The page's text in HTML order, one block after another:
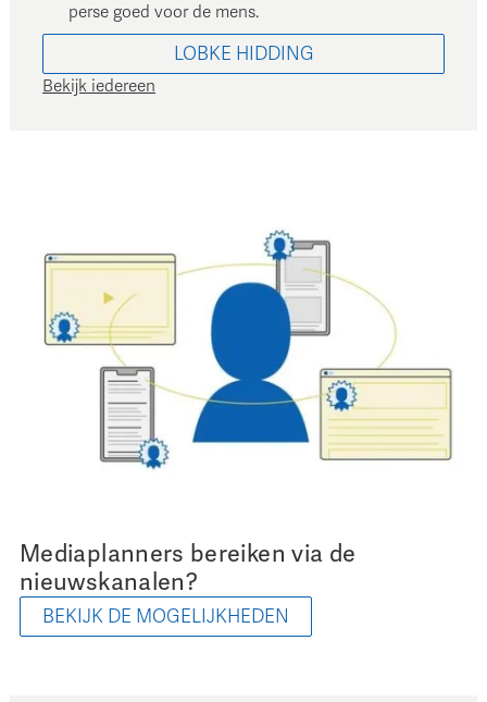
perse goed voor de mens.
LOBKE HIDDING
Bekijk iedereen
Mediaplanners bereiken via de
nieuwskanalen?
BEKIJK DE MOGELIJKHEDEN